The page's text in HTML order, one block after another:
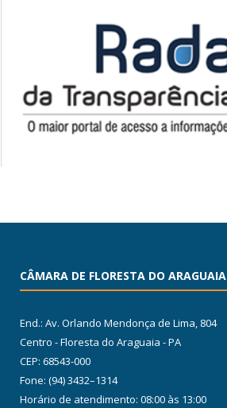
CÂMARA DE FLORESTA DO ARAGUAIA
End.: Av. Orlando Mendonça de Lima, 804
Centro - Floresta do Araguaia - PA
CEP: 68543-000
Fone: (94) 3432–1314
Horário de atendimento: 08:00 às 13:00